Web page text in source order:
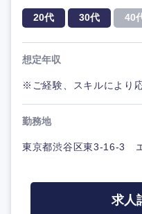
20代 30代 40
想定年収
※ご経験、スキルにより
勤務地
東京都渋谷区東3-16-3
求人